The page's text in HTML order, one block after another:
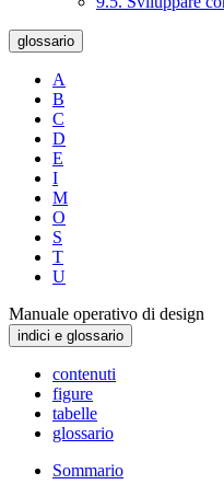
glossario
A
B
C
D
E
I
M
O
S
T
U
Manuale operativo di design
indici e glossario
contenuti
figure
tabelle
glossario
Sommario